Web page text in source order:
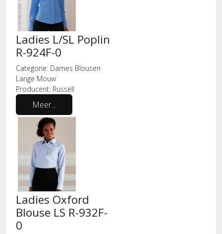
Ladies L/SL Poplin
R-924F-0
Categorie: Dames Blousen
Lange Mouw
Producent: Russell
Meer...
Ladies Oxford
Blouse LS R-932F-
0